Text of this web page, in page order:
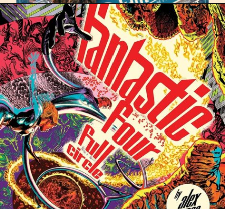
28 janvier 2025